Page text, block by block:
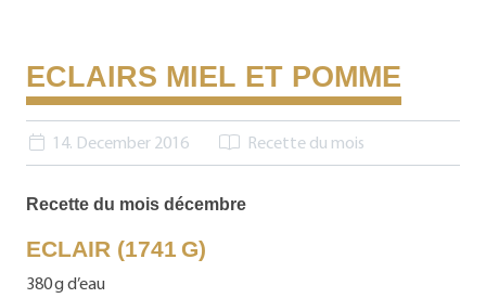
ECLAIRS MIEL ET POMME
14. December 2016 Recette du mois
Recette du mois décembre
ECLAIR (1741 G)
380 g d’eau